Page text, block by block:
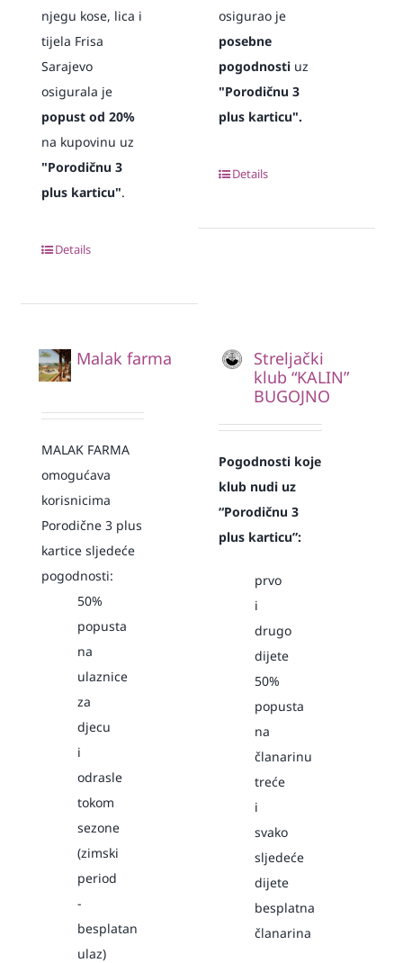
njegu kose, lica i
tijela Frisa
Sarajevo
osigurala je
popust od 20%
na kupovinu uz
"Porodičnu 3
plus karticu".
Details
osigurao je
posebne
pogodnosti uz
"Porodičnu 3
plus karticu".
Details
Malak farma
MALAK FARMA
omogućava
korisnicima
Porodične 3 plus
kartice sljedeće
pogodnosti:
50%
popusta
na
ulaznice
za
djecu
i
odrasle
tokom
sezone
(zimski
period
-
besplatan
ulaz)
Streljački
klub “KALIN”
BUGOJNO
Pogodnosti koje
klub nudi uz
“Porodičnu 3
plus karticu”:
prvo
i
drugo
dijete
50%
popusta
na
članarinu
treće
i
svako
sljedeće
dijete
besplatna
članarina